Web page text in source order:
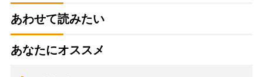
あわせて読みたい
あなたにオススメ